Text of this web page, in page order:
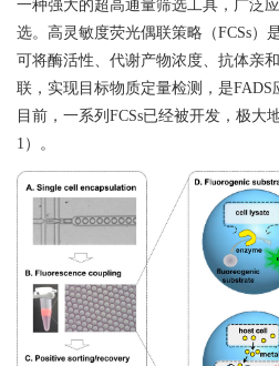
一种强大的超高通量筛选工具，广泛
选。高灵敏度荧光偶联策略（FCSs）
可将酶活性、代谢产物浓度、抗体亲
联，实现目标物质定量检测，是FADS
目前，一系列 FCSs已经被开发，极大
1 ）。